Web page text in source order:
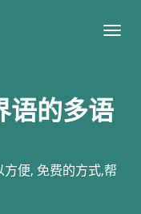
目
语的多语
便, 免费的方式,帮